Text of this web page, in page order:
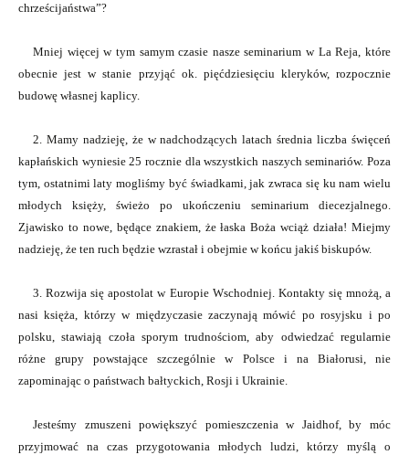
chrześcijaństwa”?
Mniej więcej w tym samym czasie nasze seminarium w La Reja, które
obecnie jest w stanie przyjąć ok. pięćdziesięciu kleryków, rozpocznie
budowę własnej kaplicy.
2. Mamy nadzieję, że w nadchodzących latach średnia liczba święceń
kapłańskich wyniesie 25 rocznie dla wszystkich naszych seminariów. Poza
tym, ostatnimi laty mogliśmy być świadkami, jak zwraca się ku nam wielu
młodych księży, świeżo po ukończeniu seminarium diecezjalnego.
Zjawisko to nowe, będące znakiem, że łaska Boża wciąż działa! Miejmy
nadzieję, że ten ruch będzie wzrastał i obejmie w końcu jakiś biskupów.
3. Rozwija się apostolat w Europie Wschodniej. Kontakty się mnożą, a
nasi księża, którzy w międzyczasie zaczynają mówić po rosyjsku i po
polsku, stawiają czoła sporym trudnościom, aby odwiedzać regularnie
różne grupy powstające szczególnie w Polsce i na Białorusi, nie
zapominając o państwach bałtyckich, Rosji i Ukrainie.
Jesteśmy zmuszeni powiększyć pomieszczenia w Jaidhof, by móc
przyjmować na czas przygotowania młodych ludzi, którzy myślą o